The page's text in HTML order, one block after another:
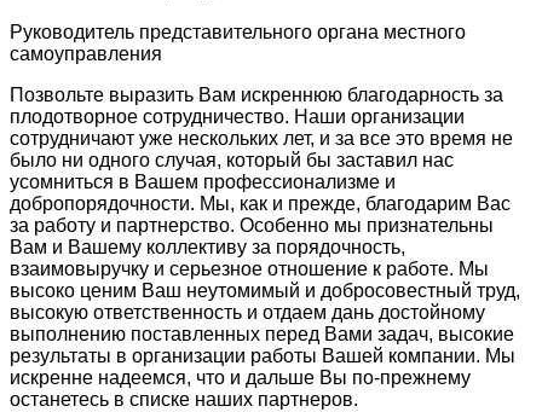
Руководитель представительного органа местного
самоуправления
Позвольте выразить Вам искреннюю благодарность за
плодотворное сотрудничество. Наши организации
сотрудничают уже нескольких лет, и за все это время не
было ни одного случая, который бы заставил нас
усомниться в Вашем профессионализме и
добропорядочности. Мы, как и прежде, благодарим Вас
за работу и партнерство. Особенно мы признательны
Вам и Вашему коллективу за порядочность,
взаимовыручку и серьезное отношение к работе. Мы
высоко ценим Ваш неутомимый и добросовестный труд,
высокую ответственность и отдаем дань достойному
выполнению поставленных перед Вами задач, высокие
результаты в организации работы Вашей компании. Мы
искренне надеемся, что и дальше Вы по-прежнему
останетесь в списке наших партнеров.